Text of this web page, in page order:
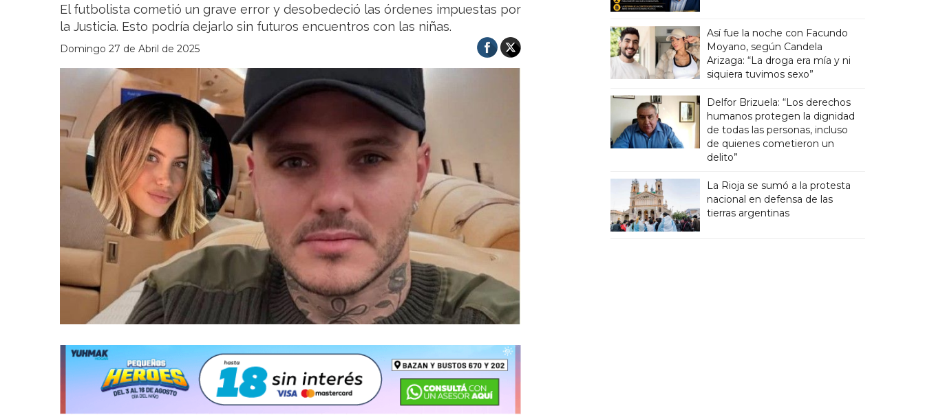
El futbolista cometió un grave error y desobedeció las órdenes impuestas por
la Justicia. Esto podría dejarlo sin futuros encuentros con las niñas.
Domingo 27 de Abril de 2025
Así fue la noche con Facundo
Moyano, según Candela
Arizaga: “La droga era mía y ni
siquiera tuvimos sexo”
Delfor Brizuela: “Los derechos
humanos protegen la dignidad
de todas las personas, incluso
de quienes cometieron un
delito”
La Rioja se sumó a la protesta
nacional en defensa de las
tierras argentinas